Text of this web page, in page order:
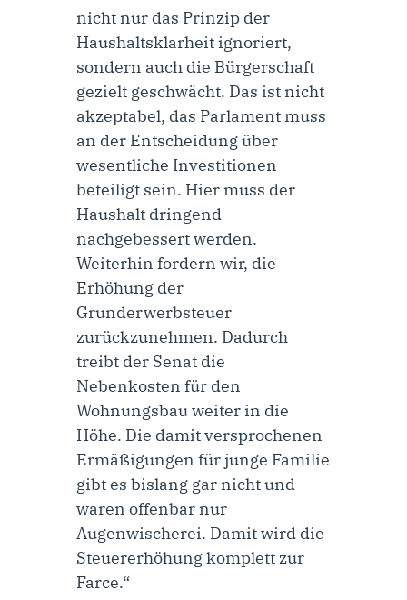
nicht nur das Prinzip der
Haushaltsklarheit ignoriert,
sondern auch die Bürgerschaft
gezielt geschwächt. Das ist nicht
akzeptabel, das Parlament muss
an der Entscheidung über
wesentliche Investitionen
beteiligt sein. Hier muss der
Haushalt dringend
nachgebessert werden.
Weiterhin fordern wir, die
Erhöhung der
Grunderwerbsteuer
zurückzunehmen. Dadurch
treibt der Senat die
Nebenkosten für den
Wohnungsbau weiter in die
Höhe. Die damit versprochenen
Ermäßigungen für junge Familie
gibt es bislang gar nicht und
waren offenbar nur
Augenwischerei. Damit wird die
Steuererhöhung komplett zur
Farce.“